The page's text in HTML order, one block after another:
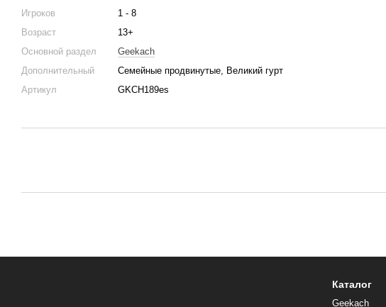
Игроков
1 - 8
Возраст
13+
Основной раздел
Geekach
Дополнительный
Семейные продвинутые, Великий гурт
Артикул
GKCH189es
Каталог
Geekach